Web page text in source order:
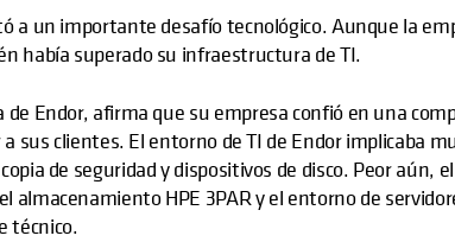
a un importante desafío tecnológico. Aunque la
había superado su infraestructura de TI.
Endor, afirma que su empresa confió en una
sus clientes. El entorno de TI de Endor implicaba
de seguridad y dispositivos de disco. Peor aún,
almacenamiento HPE 3PAR y el entorno de
técnico.